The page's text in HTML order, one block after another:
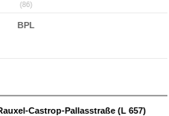
(86)
BPL
Castrop-Pallasstraße (L 657)